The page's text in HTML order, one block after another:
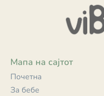
Мапа на сајтот
Почетна
За бебе